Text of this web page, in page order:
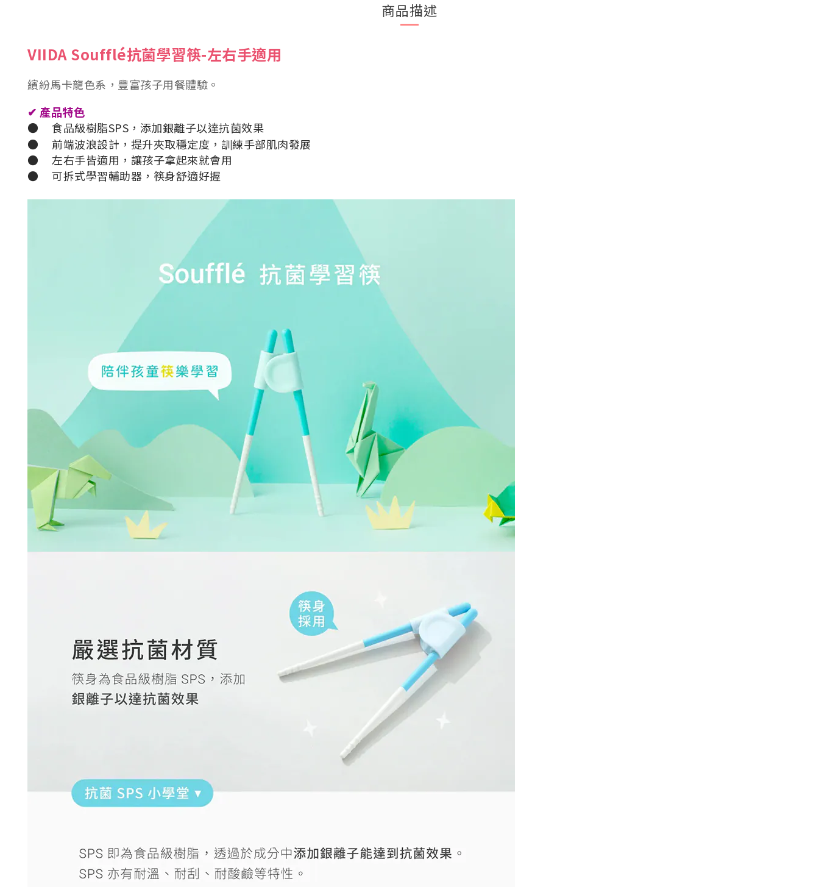
商品描述
VIIDA Soufflé抗菌學習筷-左右手適用
繽紛馬卡龍色系，豐富孩子用餐體驗。
✔ 產品特色
●
食品級樹脂SPS，添加銀離子以達抗菌效果
●
前端波浪設計，提升夾取穩定度，訓練手部肌肉發展
●
左右手皆適用，讓孩子拿起來就會用
●
可拆式學習輔助器，筷身舒適好握